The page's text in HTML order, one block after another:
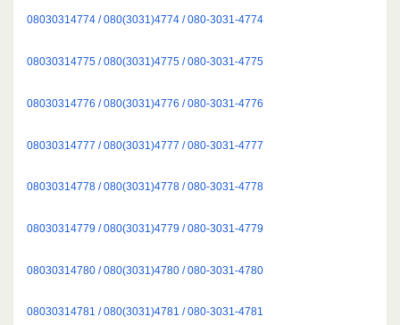
08030314774 / 080(3031)4774 / 080-3031-4774
08030314775 / 080(3031)4775 / 080-3031-4775
08030314776 / 080(3031)4776 / 080-3031-4776
08030314777 / 080(3031)4777 / 080-3031-4777
08030314778 / 080(3031)4778 / 080-3031-4778
08030314779 / 080(3031)4779 / 080-3031-4779
08030314780 / 080(3031)4780 / 080-3031-4780
08030314781 / 080(3031)4781 / 080-3031-4781